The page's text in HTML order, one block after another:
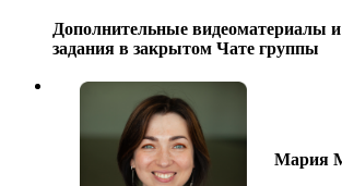
Дополнительные видеоматериалы
задания в закрытом Чате группы
Мария